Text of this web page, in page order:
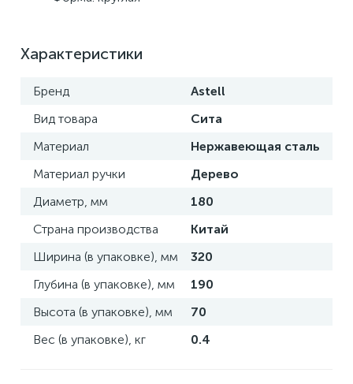
Характеристики
Бренд
Astell
Вид товара
Сита
Материал
Нержавеющая сталь
Материал ручки
Дерево
Диаметр, мм
180
Страна производства
Китай
Ширина (в упаковке), мм
320
Глубина (в упаковке), мм
190
Высота (в упаковке), мм
70
Вес (в упаковке), кг
0.4